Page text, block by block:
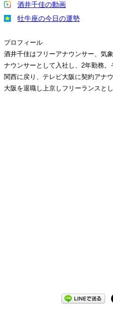
酒井千佳の動画
牡牛座の今日の運勢
プロフィール
酒井千佳はフリーアナウンサー、気
ナウンサーとして入社し、2年勤務
関西に戻り、テレビ大阪に契約アナ
大阪を退職し上京しフリーランスとし